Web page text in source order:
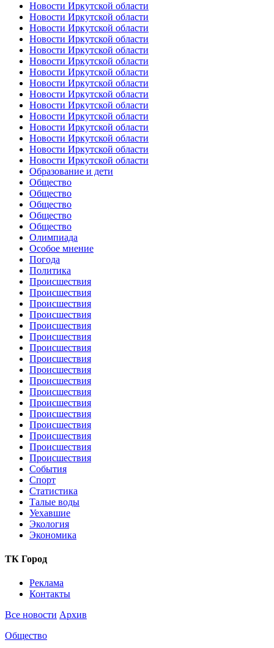
Новости Иркутской области
Новости Иркутской области
Новости Иркутской области
Новости Иркутской области
Новости Иркутской области
Новости Иркутской области
Новости Иркутской области
Новости Иркутской области
Новости Иркутской области
Новости Иркутской области
Новости Иркутской области
Новости Иркутской области
Новости Иркутской области
Новости Иркутской области
Новости Иркутской области
Образование и дети
Общество
Общество
Общество
Общество
Общество
Олимпиада
Особое мнение
Погода
Политика
Происшествия
Происшествия
Происшествия
Происшествия
Происшествия
Происшествия
Происшествия
Происшествия
Происшествия
Происшествия
Происшествия
Происшествия
Происшествия
Происшествия
Происшествия
Происшествия
Происшествия
События
Спорт
Статистика
Талые воды
Уехавшие
Экология
Экономика
ТК Город
Реклама
Контакты
Все новости Архив
Общество